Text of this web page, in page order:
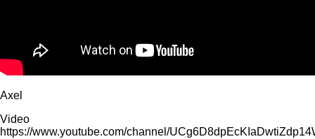
Axel
Video
https://www.youtube.com/channel/